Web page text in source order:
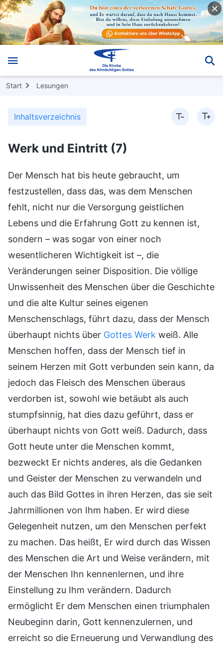
Start Lesungen
Inhaltsverzeichnis
Werk und Eintritt (7)
Der Mensch hat bis heute gebraucht, um
festzustellen, dass das, was dem Menschen
fehlt, nicht nur die Versorgung geistlichen
Lebens und die Erfahrung Gott zu kennen ist,
sondern – was sogar von einer noch
wesentlicheren Wichtigkeit ist –, die
Veränderungen seiner Disposition. Die völlige
Unwissenheit des Menschen über die Geschichte
und die alte Kultur seines eigenen
Menschenschlags, führt dazu, dass der Mensch
überhaupt nichts über Gottes Werk weiß. Alle
Menschen hoffen, dass der Mensch tief in
seinem Herzen mit Gott verbunden sein kann, da
jedoch das Fleisch des Menschen überaus
verdorben ist, sowohl wie betäubt als auch
stumpfsinnig, hat dies dazu geführt, dass er
überhaupt nichts von Gott weiß. Dadurch, dass
Gott heute unter die Menschen kommt,
bezweckt Er nichts anderes, als die Gedanken
und Geister der Menschen zu verwandeln und
auch das Bild Gottes in ihren Herzen, das sie seit
Jahrmillionen von Ihm haben. Er wird diese
Gelegenheit nutzen, um den Menschen perfekt
zu machen. Das heißt, Er wird durch das Wissen
des Menschen die Art und Weise verändern, mit
der Menschen Ihn kennenlernen, und ihre
Einstellung zu Ihm verändern. Dadurch
ermöglicht Er dem Menschen einen triumphalen
Neubeginn darin, Gott kennenzulernen, und
erreicht so die Erneuerung und Verwandlung des